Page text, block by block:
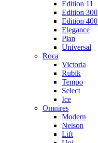
Edition 11
Edition 300
Edition 400
Elegance
Plan
Universal
Roca
Victoria
Rubik
Tempo
Select
Ice
Omnires
Modern
Nelson
Lift